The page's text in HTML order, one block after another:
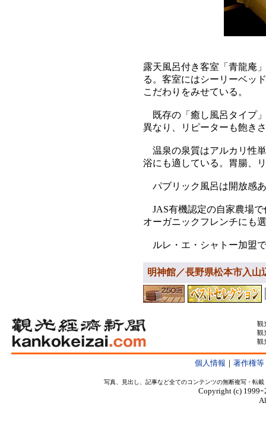
露天風呂付き客室「青龍庵
る。客室にはシーリーベッ
こだわりをみせている。
既存の「癒し風呂タイプ
異なり、リピーターも飽き
温泉の泉質はアルカリ性
浴にも適している。胃腸、
パブリック風呂は開放感
JAS有機認定の自家農場で
オーガニックフレンチにも
ルレ・エ・シャトー加盟
明神館／長野県松本市入
観
観
観
個人情報 ｜ 著作権等
写真、見出し、記事など全てのコンテンツの無断複写・転
Copyright (c) 1999